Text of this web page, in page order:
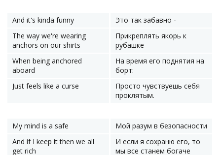
And it's kinda funny
Это так забавно -
The way we're wearing
anchors on our shirts
Прикреплять якорь к
рубашке
When being anchored
aboard
На время его поднятия на
борт:
Just feels like a curse
Просто чувствуешь себя
проклятым.
My mind is a safe
Мой разум в безопасности
And if I keep it then we all
get rich
И если я сохраню его, то
мы все станем богаче